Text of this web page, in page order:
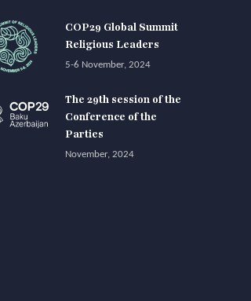
COP29 Global Summit
Religious Leaders
5-6 November, 2024
The 29th session of the
Conference of the
Parties
November, 2024